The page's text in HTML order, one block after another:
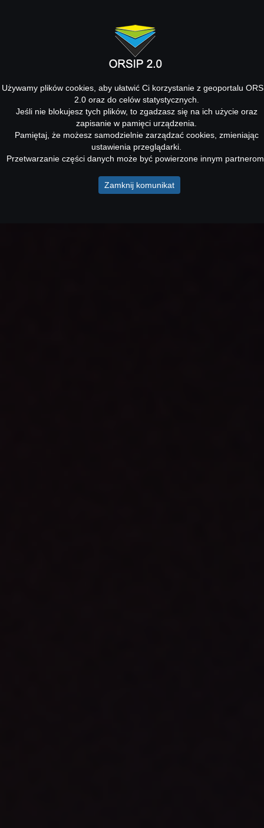
Używamy plików cookies, aby ułatwić Ci korzystanie z geoportalu
2.0 oraz do celów statystycznych.
Jeśli nie blokujesz tych plików, to zgadzasz się na ich użycie oraz
zapisanie w pamięci urządzenia.
Pamiętaj, że możesz samodzielnie zarządzać cookies, zmieniając
ustawienia przeglądarki.
Przetwarzanie części danych może być powierzone innym
Zamknij komunikat